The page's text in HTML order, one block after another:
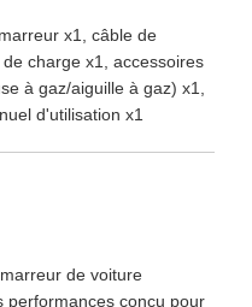
x1, câble de
charge x1, accessoires
à gaz/aiguille à gaz) x1,
d'utilisation x1
de voiture
performances conçu pour